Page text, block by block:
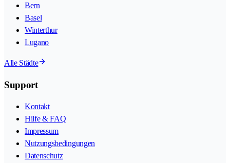
Bern
Basel
Winterthur
Lugano
Alle Städte
Support
Kontakt
Hilfe & FAQ
Impressum
Nutzungsbedingungen
Datenschutz